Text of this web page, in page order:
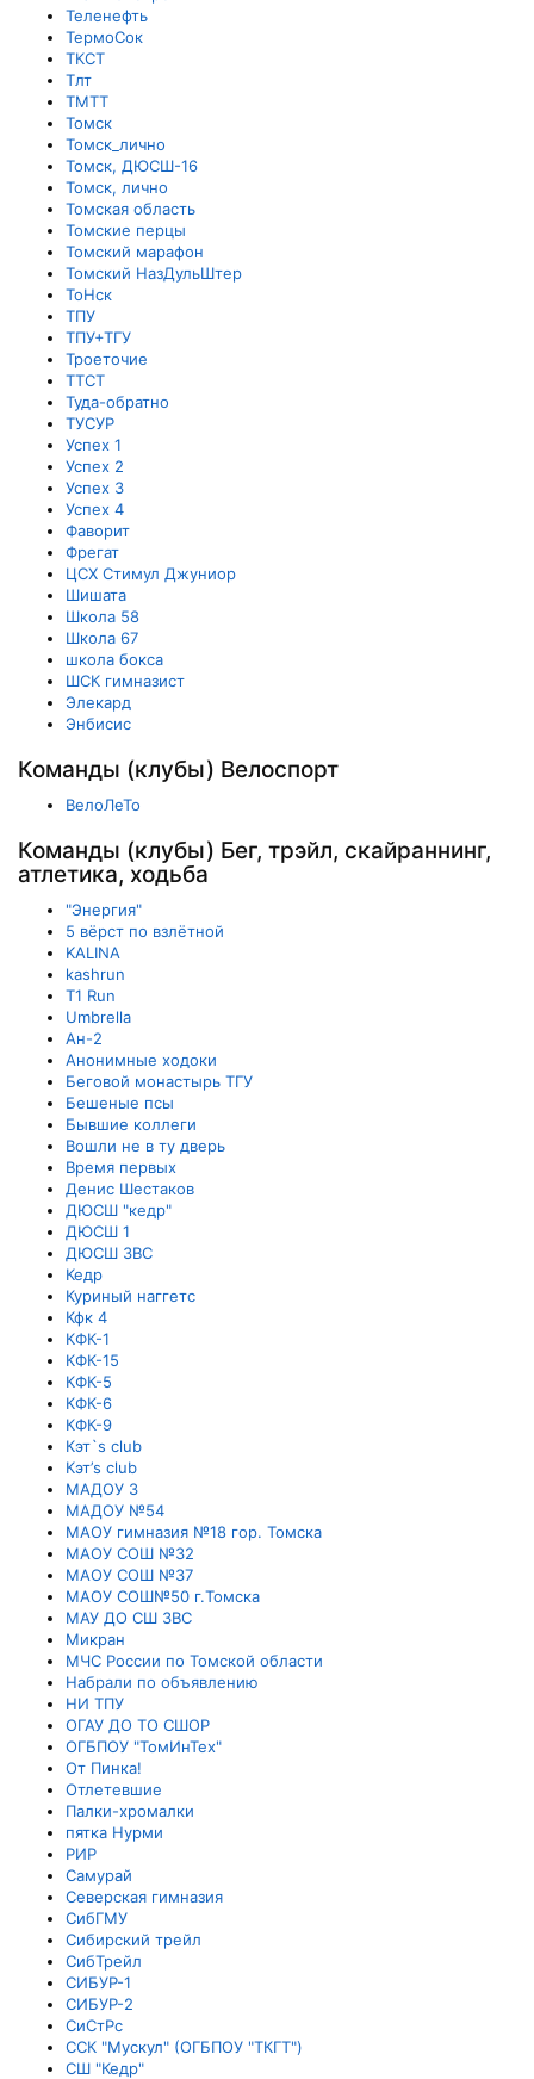
Теленефть
ТермоСок
ТКСТ
Тлт
ТМТТ
Томск
Томск_лично
Томск, ДЮСШ-16
Томск, лично
Томская область
Томские перцы
Томский марафон
Томский НазДульШтер
ТоНск
ТПУ
ТПУ+ТГУ
Троеточие
ТТСТ
Туда-обратно
ТУСУР
Успех 1
Успех 2
Успех 3
Успех 4
Фаворит
Фрегат
ЦСХ Стимул Джуниор
Шишата
Школа 58
Школа 67
школа бокса
ШСК гимназист
Элекард
Энбисис
Команды (клубы) Велоспорт
ВелоЛеТо
Команды (клубы) Бег, трэйл, скайраннинг,
атлетика, ходьба
"Энергия"
5 вёрст по взлётной
KALINA
kashrun
T1 Run
Umbrella
Ан-2
Анонимные ходоки
Беговой монастырь ТГУ
Бешеные псы
Бывшие коллеги
Вошли не в ту дверь
Время первых
Денис Шестаков
ДЮСШ "кедр"
ДЮСШ 1
ДЮСШ ЗВС
Кедр
Куриный наггетс
Кфк 4
КФК-1
КФК-15
КФК-5
КФК-6
КФК-9
Кэт`s club
Кэт’s club
МАДОУ 3
МАДОУ №54
МАОУ гимназия №18 гор. Томска
МАОУ СОШ №32
МАОУ СОШ №37
МАОУ СОШ№50 г.Томска
МАУ ДО СШ ЗВС
Микран
МЧС России по Томской области
Набрали по объявлению
НИ ТПУ
ОГАУ ДО ТО СШОР
ОГБПОУ "ТомИнТех"
От Пинка!
Отлетевшие
Палки-хромалки
пятка Нурми
РИР
Самурай
Северская гимназия
СибГМУ
Сибирский трейл
СибТрейл
СИБУР-1
СИБУР-2
СиСтРс
ССК "Мускул" (ОГБПОУ "ТКГТ")
СШ "Кедр"